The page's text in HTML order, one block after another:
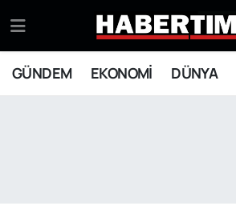
GÜNDEM EKONOMİ DÜNYA
EKONOMİ
Eskişehir Nöbetçi Eczaneler
Eskişehir Hava Durumu